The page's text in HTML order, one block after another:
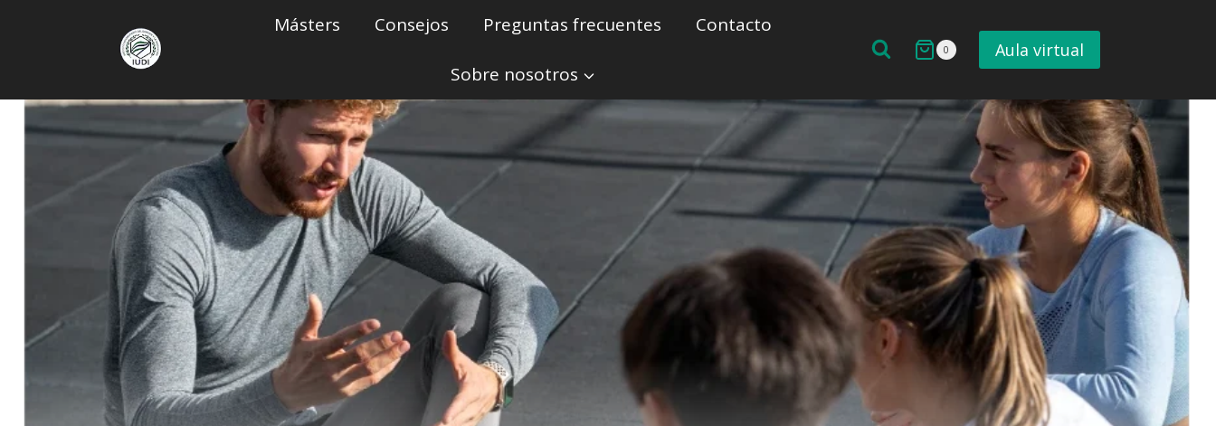
Másters Consejos Preguntas frecuentes Contacto
Sobre nosotros
0 Aula virtual